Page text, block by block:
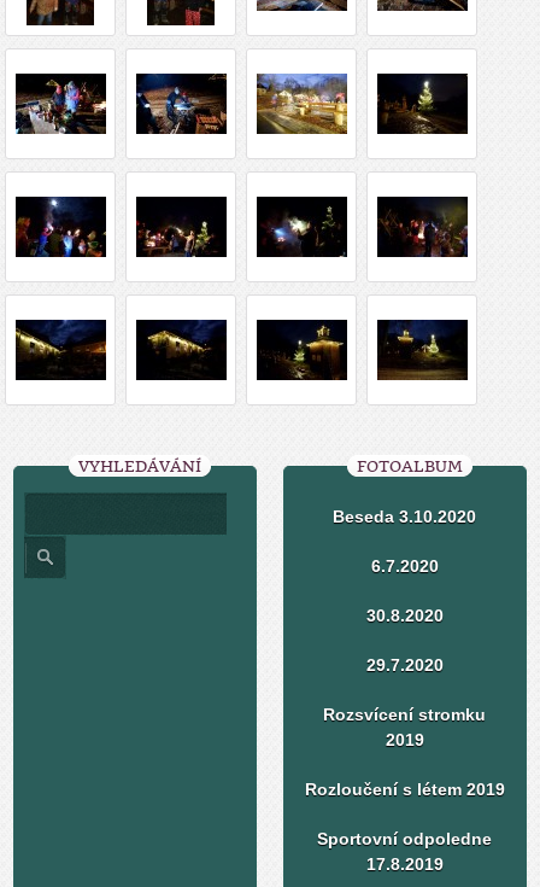
VYHLEDÁVÁNÍ FOTOALBUM
Beseda 3.10.2020
6.7.2020
30.8.2020
29.7.2020
Rozsvícení stromku
2019
Rozloučení s létem 2019
Sportovní odpoledne
17.8.2019